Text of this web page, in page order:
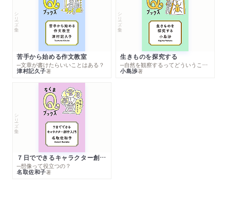
シリーズ・全集
苦手から始める作文教室
─文章が書けたらいいことはある？
津村記久子著
シリーズ・全集
生きものを探究する
─自然を観察するってどういうこと？
小島渉著
シリーズ・全集
７日でできるキャラクター創作入門
─想像って役立つの？
名取佐和子著